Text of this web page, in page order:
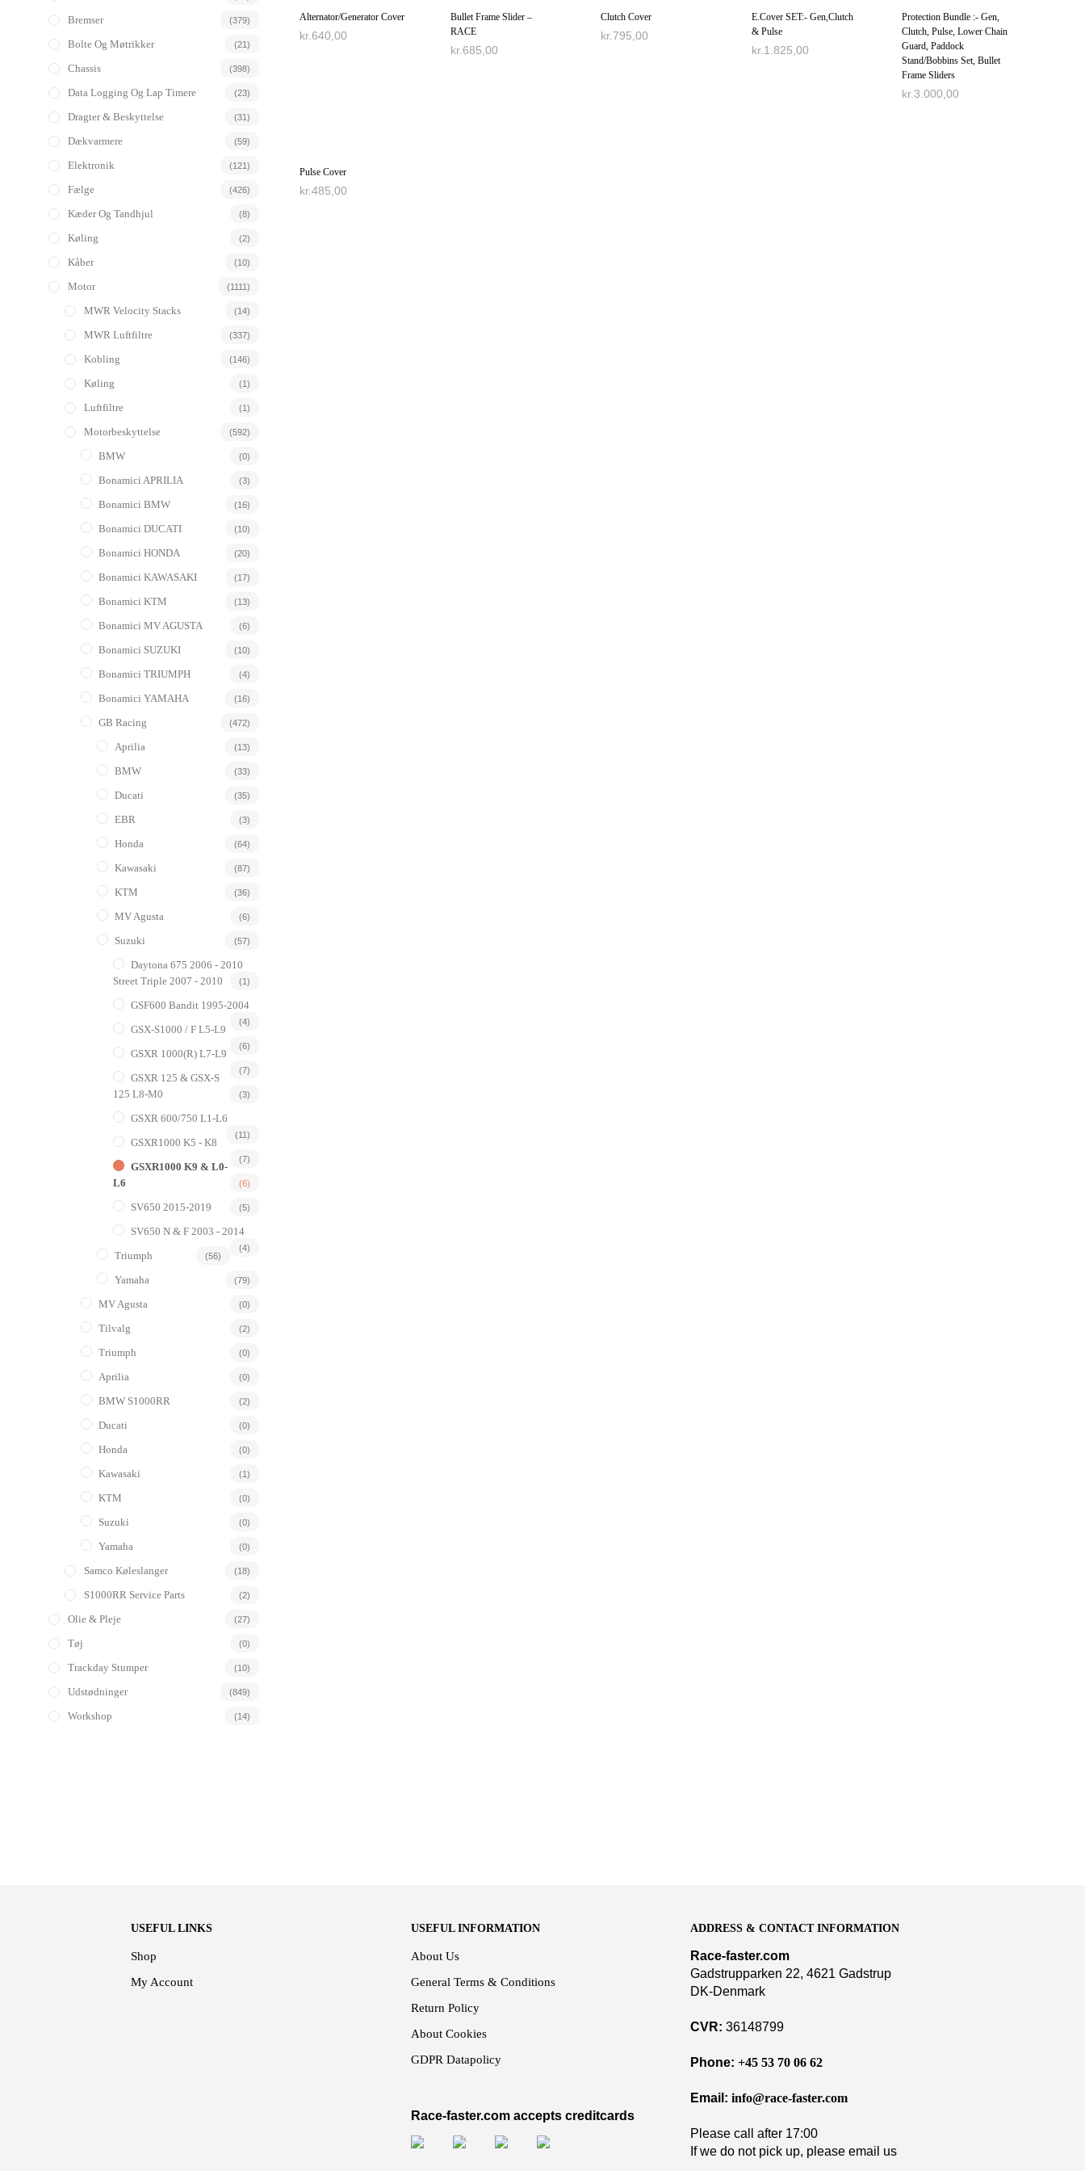
Bremser (379)
Bolte Og Møtrikker (21)
Chassis (398)
Data Logging Og Lap Timere (23)
Dragter & Beskyttelse (31)
Dækvarmere (59)
Elektronik (121)
Fælge (426)
Kæder Og Tandhjul (8)
Køling (2)
Kåber (10)
Motor (1111)
MWR Velocity Stacks (14)
MWR Luftfiltre (337)
Kobling (146)
Køling (1)
Luftfiltre (1)
Motorbeskyttelse (592)
BMW (0)
Bonamici APRILIA (3)
Bonamici BMW (16)
Bonamici DUCATI (10)
Bonamici HONDA (20)
Bonamici KAWASAKI (17)
Bonamici KTM (13)
Bonamici MV AGUSTA (6)
Bonamici SUZUKI (10)
Bonamici TRIUMPH (4)
Bonamici YAMAHA (16)
GB Racing (472)
Aprilia (13)
BMW (33)
Ducati (35)
EBR (3)
Honda (64)
Kawasaki (87)
KTM (36)
MV Agusta (6)
Suzuki (57)
Daytona 675 2006 - 2010
Street Triple 2007 - 2010
(1)
GSF600 Bandit 1995-2004
(4)
GSX-S1000 / F L5-L9
(6)
GSXR 1000(R) L7-L9
(7)
GSXR 125 & GSX-S
125 L8-M0
(3)
GSXR 600/750 L1-L6
(11)
GSXR1000 K5 - K8
(7)
GSXR1000 K9 & L0-
L6
(6)
SV650 2015-2019 (5)
SV650 N & F 2003 - 2014
(4)
Triumph (56)
Yamaha (79)
MV Agusta (0)
Tilvalg (2)
Triumph (0)
Aprilia (0)
BMW S1000RR (2)
Ducati (0)
Honda (0)
Kawasaki (1)
KTM (0)
Suzuki (0)
Yamaha (0)
Samco Køleslanger (18)
S1000RR Service Parts (2)
Olie & Pleje (27)
Tøj (0)
Trackday Stumper (10)
Udstødninger (849)
Workshop (14)
Alternator/Generator Cover
kr.640,00
Bullet Frame Slider –
RACE
kr.685,00
Clutch Cover
kr.795,00
E.Cover SET:- Gen,Clutch
& Pulse
kr. 1.825,00
Protection Bundle :- Gen,
Clutch, Pulse, Lower Chain
Guard, Paddock
Stand/Bobbins Set, Bullet
Frame Sliders
kr. 3.000,00
Pulse Cover
kr.485,00
USEFUL LINKS
Shop
My Account
USEFUL INFORMATION
About Us
General Terms & Conditions
Return Policy
About Cookies
GDPR Datapolicy
Race-faster.com accepts creditcards
ADDRESS & CONTACT INFORMATION
Race-faster.com
Gadstrupparken 22, 4621 Gadstrup
DK-Denmark
CVR: 36148799
Phone: +45 53 70 06 62
Email: info@race-faster.com
Please call after 17:00
If we do not pick up, please email us